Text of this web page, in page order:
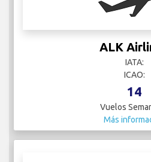
ALK
IATA:
ICAO:
14
Vuelos
Más